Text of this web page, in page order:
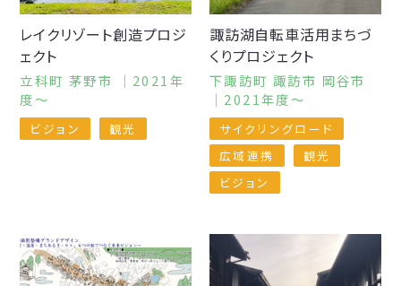
レイクリゾート創造プロジ
ェクト
立科町 茅野市 ｜2021年
度～
ビジョン 観光
諏訪湖自転車活用まちづ
くりプロジェクト
下諏訪町 諏訪市 岡谷市
｜2021年度～
サイクリングロード
広域連携
観光
ビジョン